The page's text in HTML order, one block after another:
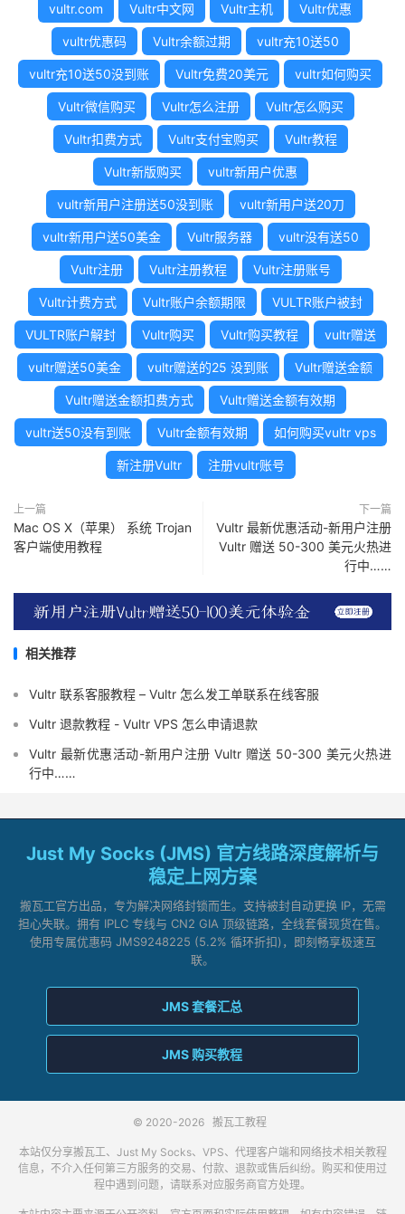
vultr.com Vultr中文网 Vultr主机 Vultr优惠
vultr优惠码 Vultr余额过期 vultr充10送50
vultr充10送50没到账 Vultr免费20美元 vultr如何购买
Vultr微信购买 Vultr怎么注册 Vultr怎么购买
Vultr扣费方式 Vultr支付宝购买 Vultr教程
Vultr新版购买 vultr新用户优惠
vultr新用户注册送50没到账 vultr新用户送20刀
vultr新用户送50美金 Vultr服务器 vultr没有送50
Vultr注册 Vultr注册教程 Vultr注册账号
Vultr计费方式 Vultr账户余额期限 VULTR账户被封
VULTR账户解封 Vultr购买 Vultr购买教程 vultr赠送
vultr赠送50美金 vultr赠送的25 没到账 Vultr赠送金额
Vultr赠送金额扣费方式 Vultr赠送金额有效期
vultr送50没有到账 Vultr金额有效期 如何购买vultr vps
新注册Vultr 注册vultr账号
上一篇
Mac OS X（苹果） 系统 Trojan
客户端使用教程
下一篇
Vultr 最新优惠活动-新用户注册
Vultr 赠送 50-300 美元火热进
行中……
相关推荐
Vultr 联系客服教程 – Vultr 怎么发工单联系在线客服
Vultr 退款教程 - Vultr VPS 怎么申请退款
Vultr 最新优惠活动-新用户注册 Vultr 赠送 50-300 美元火热进
行中……
Just My Socks (JMS) 官方线路深度解析与
稳定上网方案
搬瓦工官方出品，专为解决网络封锁而生。支持被封自动更换 IP，无需
担心失联。拥有 IPLC 专线与 CN2 GIA 顶级链路，全线套餐现货在售。
使用专属优惠码 JMS9248225 (5.2% 循环折扣)，即刻畅享极速互
联。
JMS 套餐汇总
JMS 购买教程
© 2020-2026 搬瓦工教程
本站仅分享搬瓦工、Just My Socks、VPS、代理客户端和网络技术相关教程
信息，不介入任何第三方服务的交易、付款、退款或售后纠纷。购买和使用过
程中遇到问题，请联系对应服务商官方处理。